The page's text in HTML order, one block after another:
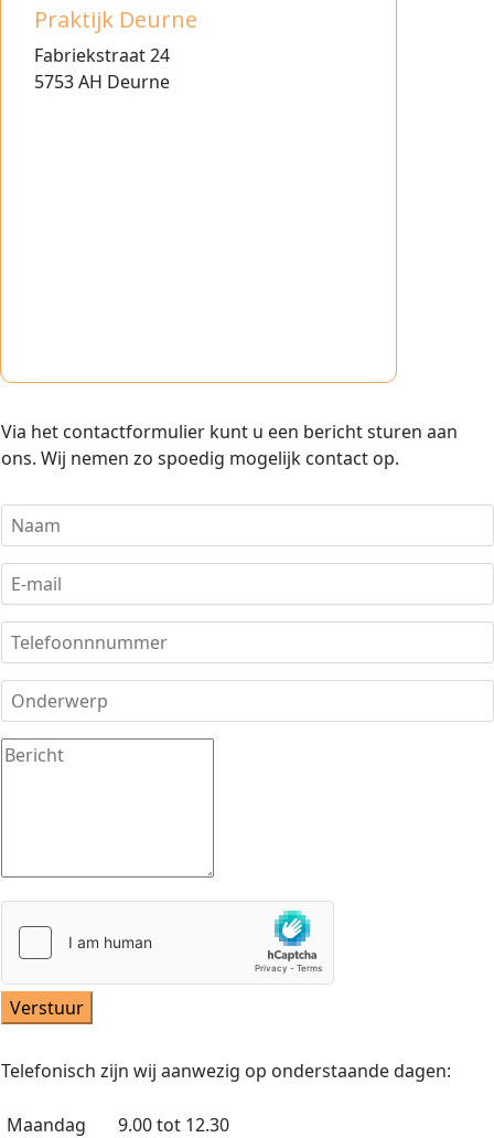
Praktijk Deurne
Fabriekstraat 24
5753 AH Deurne
Via het contactformulier kunt u een bericht sturen aan
ons. Wij nemen zo spoedig mogelijk contact op.
Verstuur
Telefonisch zijn wij aanwezig op onderstaande dagen:
Maandag 9.00 tot 12.30